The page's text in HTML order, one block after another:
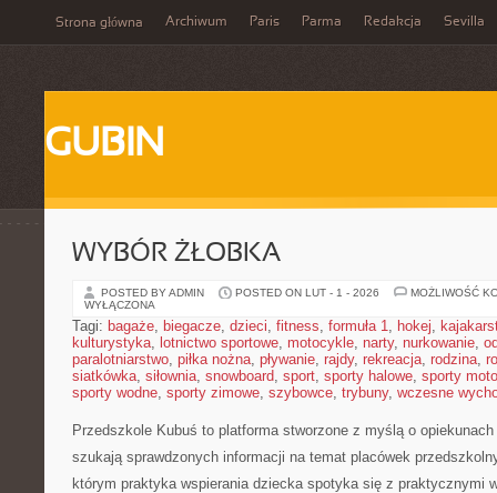
Strona główna Archiwum Paris Parma Redakcja Sevilla
GUBIN
WYBÓR ŻŁOBKA
POSTED BY ADMIN POSTED ON LUT - 1 - 2026
MOŻLIWOŚĆ
WYŁĄCZONA
Tagi: bagaże, biegacze, dzieci, fitness, formuła 1, hokej,
kulturystyka, lotnictwo sportowe, motocykle, narty, nurkowanie,
paralotniarstwo, piłka nożna, pływanie, rajdy, rekreacja, rodzina,
siatkówka, siłownia, snowboard, sport, sporty halowe, sporty
sporty wodne, sporty zimowe, szybowce, trybuny, wczesne
Przedszkole Kubuś to platforma stworzone z myślą o
szukają sprawdzonych informacji na temat placówek
którym praktyka wspierania dziecka spotyka się z praktycznymi